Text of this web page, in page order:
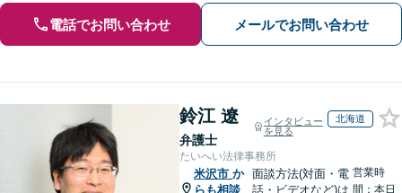
電話でお問い合わせ メールでお問い合わせ
鈴江 遼
弁護士
インタビュー
を見る
北海道
たいへい法律事務所
米沢市 か
らも相談
面談方法(対面・電
話・ビデオなど)は
営業時
間：本日